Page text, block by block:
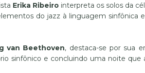
Erika Ribeiro interpreta os solos da
do jazz à linguagem sinfônica
van Beethoven, destaca-se por sua
sinfônico e concluindo uma noite que